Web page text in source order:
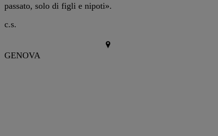
passato, solo di figli e nipoti».
c.s.
GENOVA